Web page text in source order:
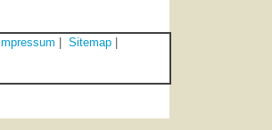
Impressum |Sitemap